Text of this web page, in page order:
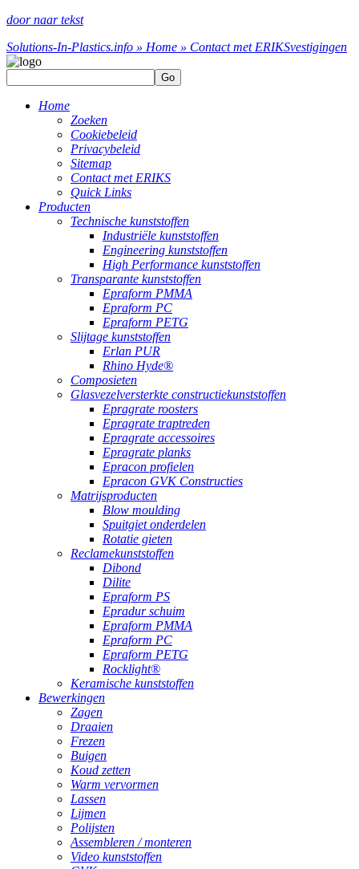
door naar tekst
Solutions-In-Plastics.info » Home » Contact met ERIKSvestigingen
Go
Home
Zoeken
Cookiebeleid
Privacybeleid
Sitemap
Contact met ERIKS
Quick Links
Producten
Technische kunststoffen
Industriële kunststoffen
Engineering kunststoffen
High Performance kunststoffen
Transparante kunststoffen
Epraform PMMA
Epraform PC
Epraform PETG
Slijtage kunststoffen
Erlan PUR
Rhino Hyde®
Composieten
Glasvezelversterkte constructiekunststoffen
Epragrate roosters
Epragrate traptreden
Epragrate accessoires
Epragrate planks
Epracon profielen
Epracon GVK Constructies
Matrijsproducten
Blow moulding
Spuitgiet onderdelen
Rotatie gieten
Reclamekunststoffen
Dibond
Dilite
Epraform PS
Epradur schuim
Epraform PMMA
Epraform PC
Epraform PETG
Rocklight®
Keramische kunststoffen
Bewerkingen
Zagen
Draaien
Frezen
Buigen
Koud zetten
Warm vervormen
Lassen
Lijmen
Polijsten
Assembleren / monteren
Video kunststoffen